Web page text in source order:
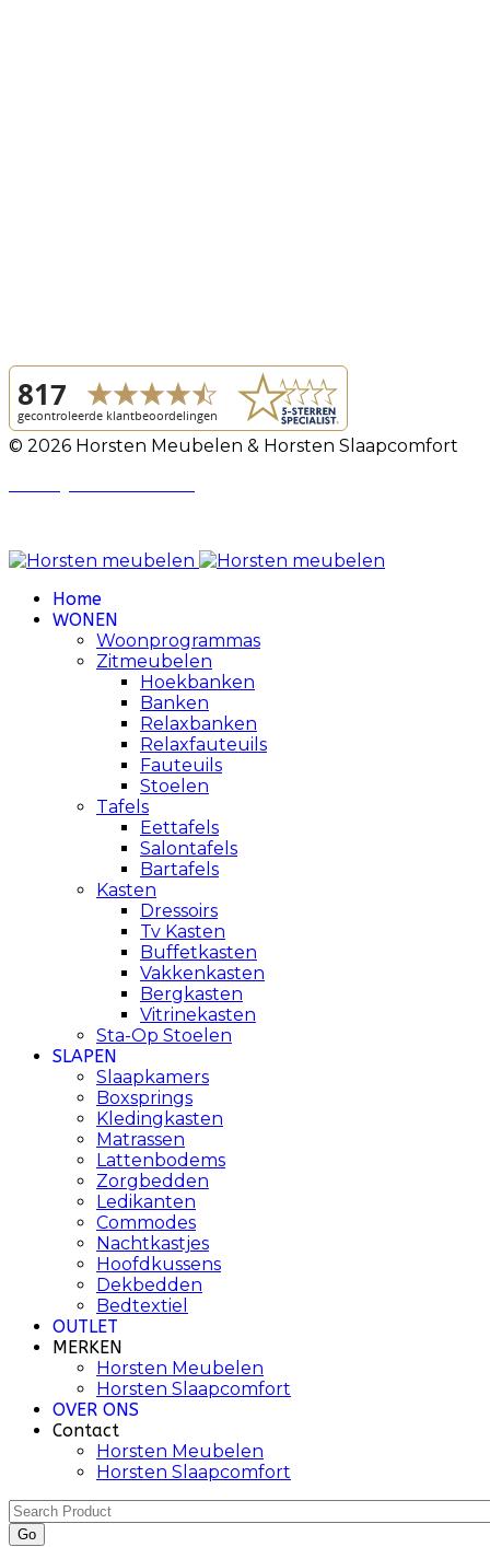
© 2026 Horsten Meubelen & Horsten Slaapcomfort
Home
WONEN
Woonprogrammas
Zitmeubelen
Hoekbanken
Banken
Relaxbanken
Relaxfauteuils
Fauteuils
Stoelen
Tafels
Eettafels
Salontafels
Bartafels
Kasten
Dressoirs
Tv Kasten
Buffetkasten
Vakkenkasten
Bergkasten
Vitrinekasten
Sta-Op Stoelen
SLAPEN
Slaapkamers
Boxsprings
Kledingkasten
Matrassen
Lattenbodems
Zorgbedden
Ledikanten
Commodes
Nachtkastjes
Hoofdkussens
Dekbedden
Bedtextiel
OUTLET
MERKEN
Horsten Meubelen
Horsten Slaapcomfort
OVER ONS
Contact
Horsten Meubelen
Horsten Slaapcomfort